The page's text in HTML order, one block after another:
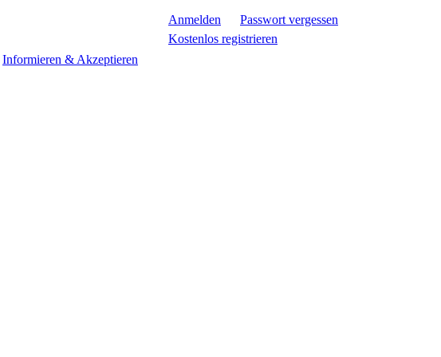
Anmelden
Passwort vergessen
Kostenlos registrieren
Informieren & Akzeptieren